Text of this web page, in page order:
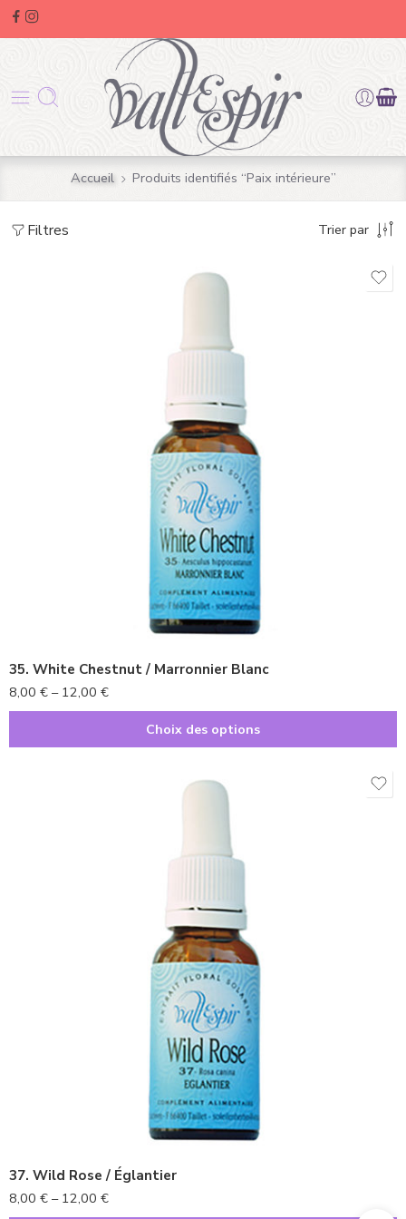
Accueil Produits identifiés “Paix intérieure”
Filtres Trier par
35. White Chestnut / Marronnier Blanc
8,00 € – 12,00 €
Choix des options
37. Wild Rose / Églantier
8,00 € – 12,00 €